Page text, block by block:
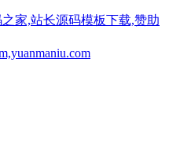
家,站长源码模板下载,赞助